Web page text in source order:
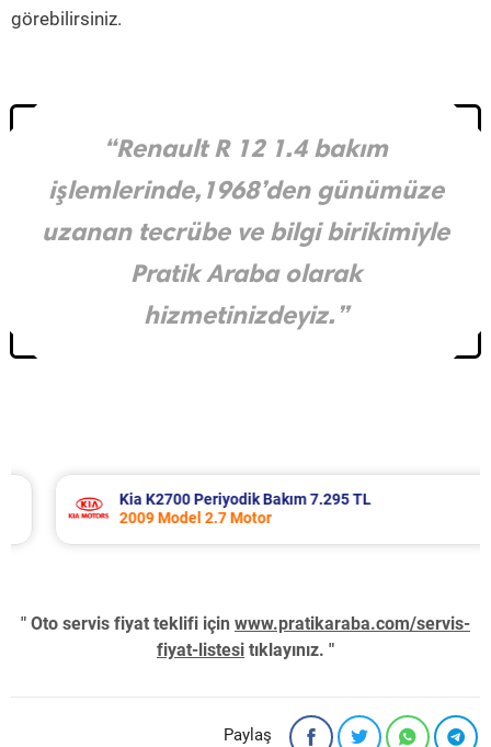
görebilirsiniz.
“Renault R 12 1.4 bakım
işlemlerinde,1968’den günümüze
uzanan tecrübe ve bilgi birikimiyle
Pratik Araba olarak
hizmetinizdeyiz.”
Kia K2700 Periyodik Bakım 7.295 TL
2009 Model 2.7 Motor
" Oto servis fiyat teklifi için www.pratikaraba.com/servis-
fiyat-listesi tıklayınız. "
Paylaş